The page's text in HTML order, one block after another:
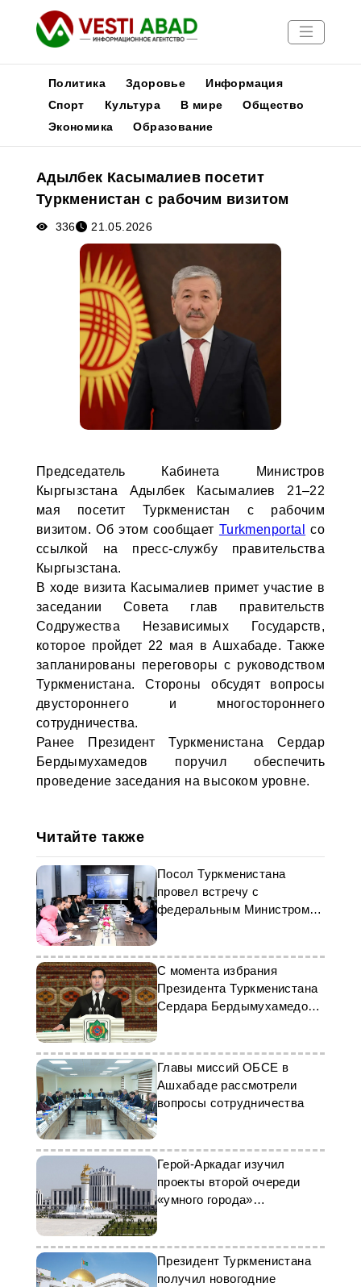
Новости
Медиа
Афиша
Политика Здоровье
Информация
Спорт
Культура В мире
Общество
Экономика
Образование
Адылбек Касымалиев посетит
Туркменистан с рабочим визитом
336 21.05.2026
Председатель Кабинета Министров
Кыргызстана Адылбек Касымалиев 21–22
мая посетит Туркменистан с рабочим
визитом. Об этом сообщает Turkmenportal
со
ссылкой на пресс-службу правительства
Кыргызстана.
В ходе визита Касымалиев примет участие в
заседании Совета глав правительств
Содружества Независимых Государств,
которое пройдет 22 мая в Ашхабаде. Также
запланированы переговоры с руководством
Туркменистана. Стороны обсудят вопросы
двустороннего и многостороннего
сотрудничества.
Ранее Президент Туркменистана Сердар
Бердымухамедов поручил обеспечить
проведение заседания на высоком уровне.
Читайте также
Посол Туркменистана
провел встречу с
федеральным Министром
энергетики Пакистана
С момента избрания
Президента Туркменистана
Сердара Бердымухамедова
исполнилось два года
Главы миссий ОБСЕ в
Ашхабаде рассмотрели
вопросы сотрудничества
Герой-Аркадаг изучил
проекты второй очереди
«умного города»
Туркменистана
Президент Туркменистана
получил новогодние